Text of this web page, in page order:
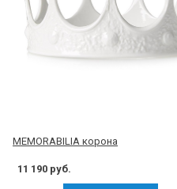
MEMORABILIA корона
11 190 руб.